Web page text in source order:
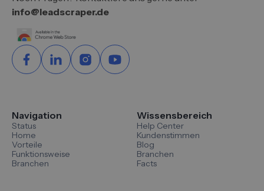
info@leadscraper.de
Navigation
Status
Home
Vorteile
Funktionsweise
Branchen
Wissensbereich
Help Center
Kundenstimmen
Blog
Branchen
Facts